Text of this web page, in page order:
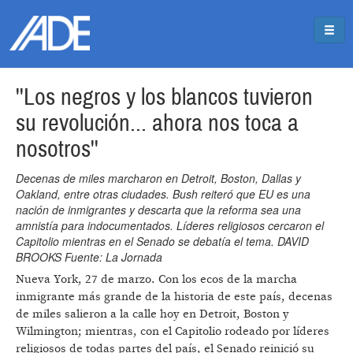
''Los negros y los blancos tuvieron
su revolución... ahora nos toca a
nosotros''
Decenas de miles marcharon en Detroit, Boston, Dallas y
Oakland, entre otras ciudades. Bush reiteró que EU es una
nación de inmigrantes y descarta que la reforma sea una
amnistía para indocumentados. Líderes religiosos cercaron el
Capitolio mientras en el Senado se debatía el tema. DAVID
BROOKS Fuente: La Jornada
Nueva York, 27 de marzo. Con los ecos de la marcha
inmigrante más grande de la historia de este país, decenas
de miles salieron a la calle hoy en Detroit, Boston y
Wilmington; mientras, con el Capitolio rodeado por líderes
religiosos de todas partes del país, el Senado reinició su